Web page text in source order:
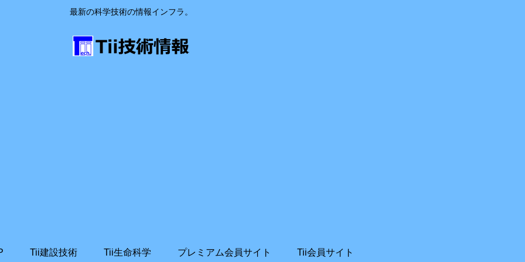
最新の科学技術の情報インフラ。
Tii建設技術 Tii生命科学 プレミアム会員サイト Tii会員サイト